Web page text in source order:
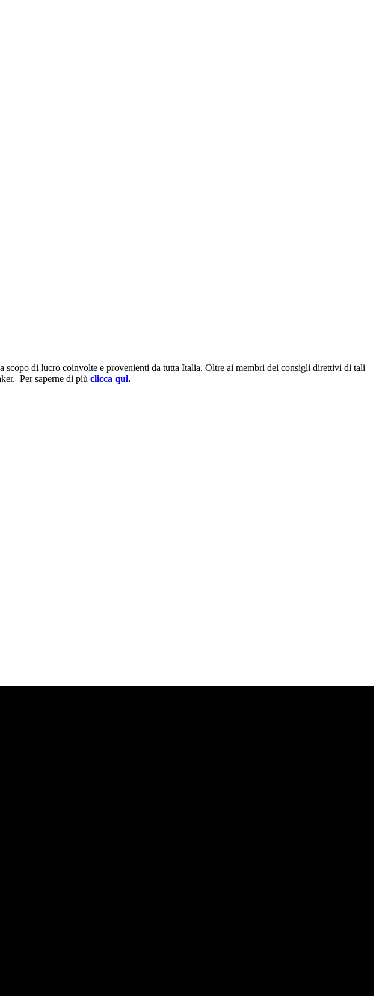
scopo di lucro coinvolte e provenienti da tutta Italia. Oltre ai membri dei consigli direttivi di tali
Per saperne di più clicca qui.